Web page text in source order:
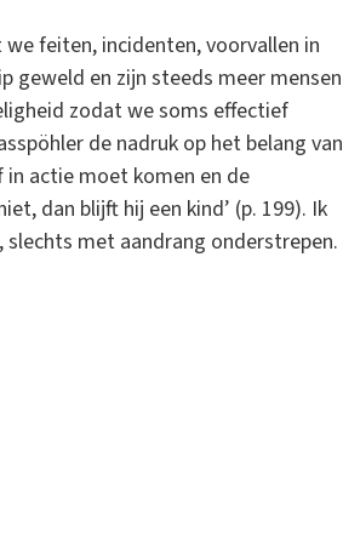
feiten, incidenten, voorvallen in
geweld en zijn steeds meer mensen
zodat we soms effectief
de nadruk op het belang van
actie moet komen en de
dan blijft hij een kind’ (p. 199). Ik
met aandrang onderstrepen.